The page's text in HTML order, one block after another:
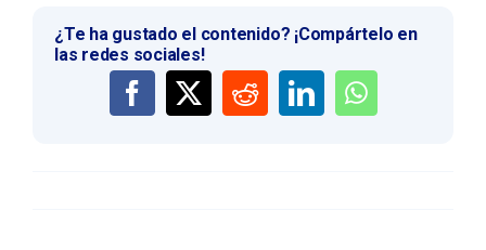
¿Te ha gustado el contenido? ¡Compártelo en
las redes sociales!